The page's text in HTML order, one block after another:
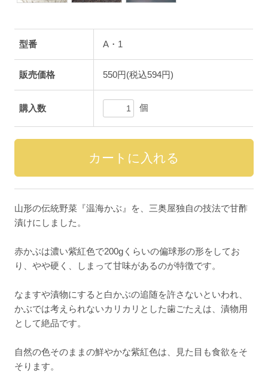
型番 A・1
販売価格 550円(税込594円)
購入数 個
山形の伝統野菜『温海かぶ』を、三奥屋独自の技法で甘酢
漬けにしました。
赤かぶは濃い紫紅色で200gくらいの偏球形の形をしてお
り、やや硬く、しまって甘味があるのが特徴です。
なますや漬物にすると白かぶの追随を許さないといわれ、
かぶでは考えられないカリカリとした歯ごたえは、漬物用
として絶品です。
自然の色そのままの鮮やかな紫紅色は、見た目も食欲をそ
そります。